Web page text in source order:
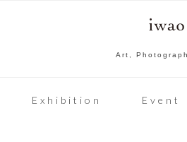
Art,
Exhibition Event